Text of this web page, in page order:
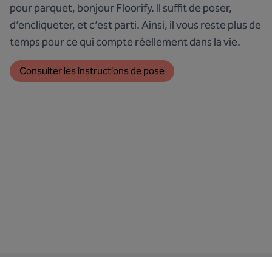
pour parquet, bonjour Floorify. Il suffit de poser,
d’encliqueter, et c’est parti. Ainsi, il vous reste plus de
temps pour ce qui compte réellement dans la vie.
Consulter les instructions de pose